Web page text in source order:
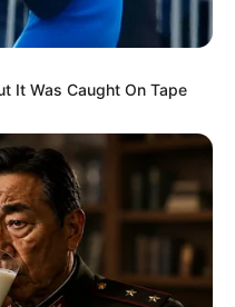
It Was Caught On Tape